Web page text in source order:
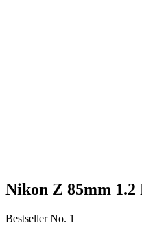
Nikon Z 85mm
Bestseller No. 1